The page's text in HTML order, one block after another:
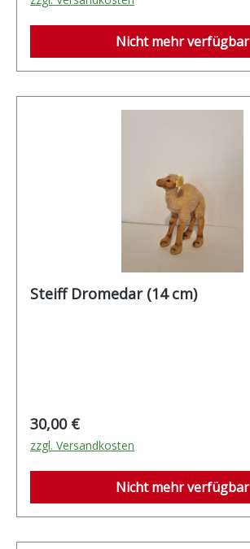
Nicht mehr verfügbar
Steiff Dromedar (14 cm)
Regulärer Preis:
30,00 €
zzgl. Versandkosten
Nicht mehr verfügbar